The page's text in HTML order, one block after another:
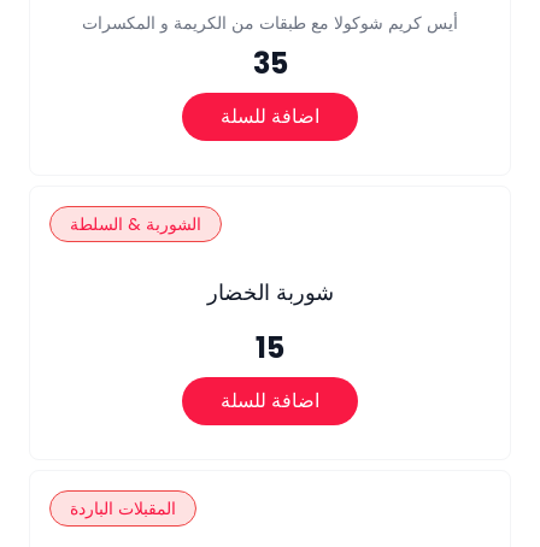
أيس كريم شوكولا مع طبقات من الكريمة و المكسرات
35
اضافة للسلة
الشوربة & السلطة
شوربة الخضار
15
اضافة للسلة
المقبلات الباردة